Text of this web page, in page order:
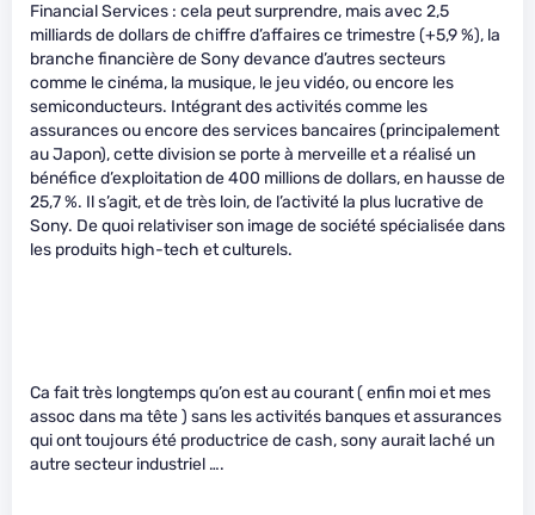
Financial Services : cela peut surprendre, mais avec 2,5
milliards de dollars de chiffre d’affaires ce trimestre (+5,9 %), la
branche financière de Sony devance d’autres secteurs
comme le cinéma, la musique, le jeu vidéo, ou encore les
semiconducteurs. Intégrant des activités comme les
assurances ou encore des services bancaires (principalement
au Japon), cette division se porte à merveille et a réalisé un
bénéfice d’exploitation de 400 millions de dollars, en hausse de
25,7 %. Il s’agit, et de très loin, de l’activité la plus lucrative de
Sony. De quoi relativiser son image de société spécialisée dans
les produits high-tech et culturels.
Ca fait très longtemps qu’on est au courant ( enfin moi et mes
assoc dans ma tête ) sans les activités banques et assurances
qui ont toujours été productrice de cash, sony aurait laché un
autre secteur industriel ….